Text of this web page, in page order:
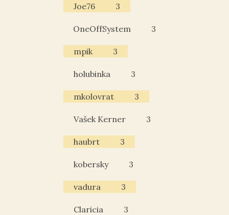
Joe76 3
OneOffSystem 3
mpik 3
holubinka 3
mkolovrat 3
Vašek Kerner 3
haubrt 3
kobersky 3
vadura 3
Claricia 3